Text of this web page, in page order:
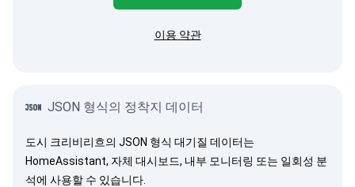
이용 약관
JSON 형식의 정착지 데이터
도시 크리비리흐의 JSON 형식 대기질 데이터는
HomeAssistant, 자체 대시보드, 내부 모니터링 또는 일회성 분
석에 사용할 수 있습니다.